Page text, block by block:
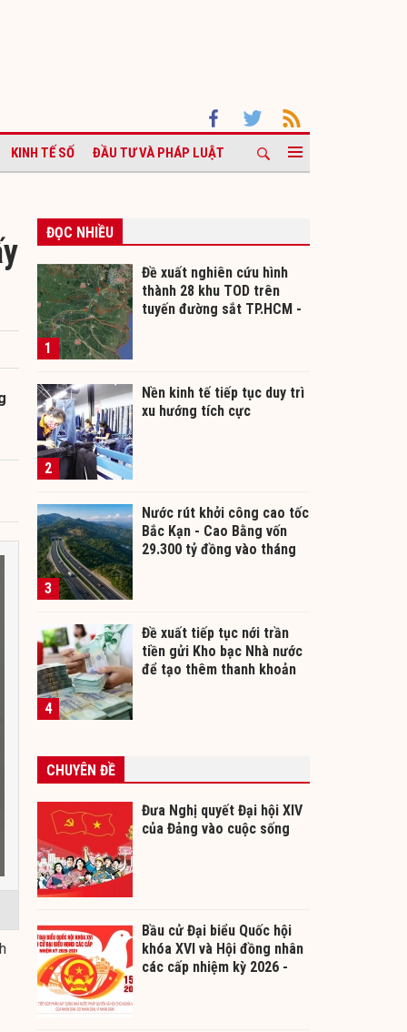
KINH TẾ SỐ ĐẦU TƯ VÀ PHÁP LUẬT
ĐỌC NHIỀU
1
Đề xuất nghiên cứu hình
thành 28 khu TOD trên
tuyến đường sắt TP.HCM -
2
Nền kinh tế tiếp tục duy trì
xu hướng tích cực
3
Nước rút khởi công cao tốc
Bắc Kạn - Cao Bằng vốn
29.300 tỷ đồng vào tháng
4
Đề xuất tiếp tục nới trần
tiền gửi Kho bạc Nhà nước
để tạo thêm thanh khoản
CHUYÊN ĐỀ
Đưa Nghị quyết Đại hội XIV
của Đảng vào cuộc sống
Bầu cử Đại biểu Quốc hội
khóa XVI và Hội đồng nhân
các cấp nhiệm kỳ 2026 -